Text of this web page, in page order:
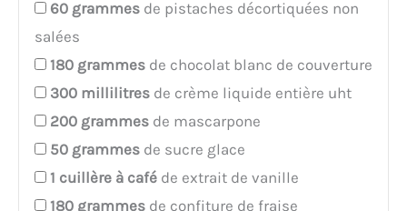
60 grammes de pistaches décortiquées non
salées
180 grammes de chocolat blanc de couverture
300 millilitres de crème liquide entière uht
200 grammes de mascarpone
50 grammes de sucre glace
1 cuillère à café de extrait de vanille
180 grammes de confiture de fraise